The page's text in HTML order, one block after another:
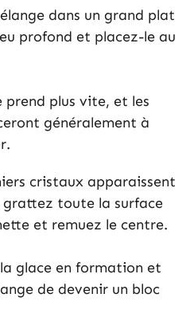
dans un grand plat
profond et placez-le au
prend plus vite, et les
généralement à
cristaux apparaissent
toute la surface
et remuez le centre.
glace en formation et
de devenir un bloc